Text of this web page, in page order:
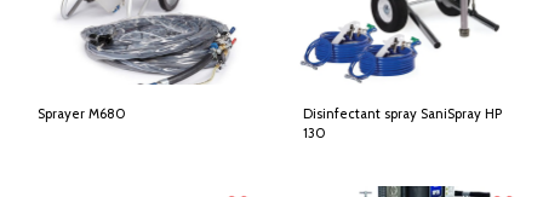
Sprayer M680
Disinfectant spray SaniSpray HP
130